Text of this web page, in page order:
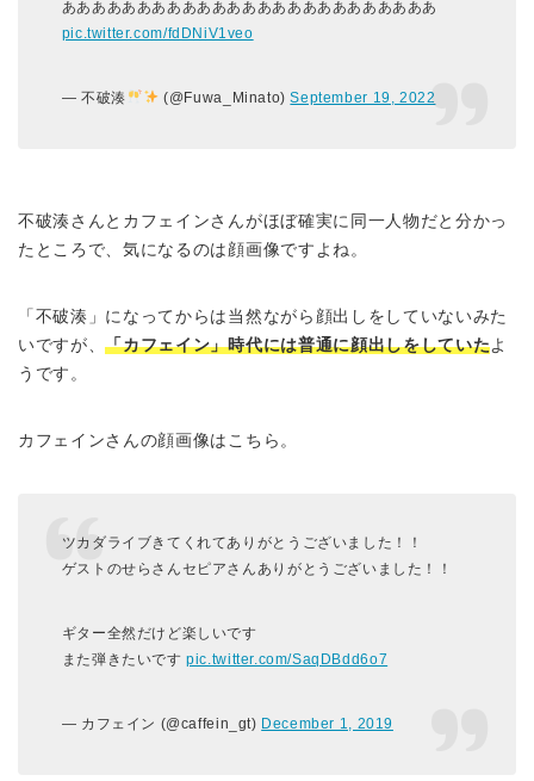
あああああああああああああああああああああああああ
pic.twitter.com/fdDNiV1veo
— 不破湊 (@Fuwa_Minato)September 19, 2022
不破湊さんとカフェインさんがほぼ確実に同一人物だと分かっ
たところで、気になるのは顔画像ですよね。
「不破湊」になってからは当然ながら顔出しをしていないみた
いですが、「カフェイン」時代には普通に顔出しをしていたよ
うです。
カフェインさんの顔画像はこちら。
ツカダライブきてくれてありがとうございました！！
ゲストのせらさんセピアさんありがとうございました！！
ギター全然だけど楽しいです
また弾きたいですpic.twitter.com/SaqDBdd6o7
— カフェイン (@caffein_gt) December 1, 2019